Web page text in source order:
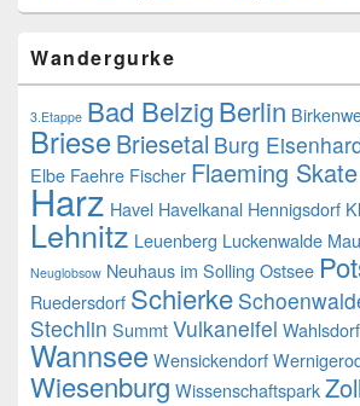
Wandergurke
3.Etappe Bad BelzigBerlin
BrieseBriesetal Burg
Elbe Faehre Fischer Flaeming Skate
Harz Havel Havelkanal Hennigsdorf
Lehnitz Leuenberg Luckenwalde
Neuglobsow Neuhaus im Solling Ostsee
Ruedersdorf Schierke
Stechlin SummtVulkaneifel Wahlsdorf
WannseeWensickendorf
Wiesenburg Wissenschaftspark